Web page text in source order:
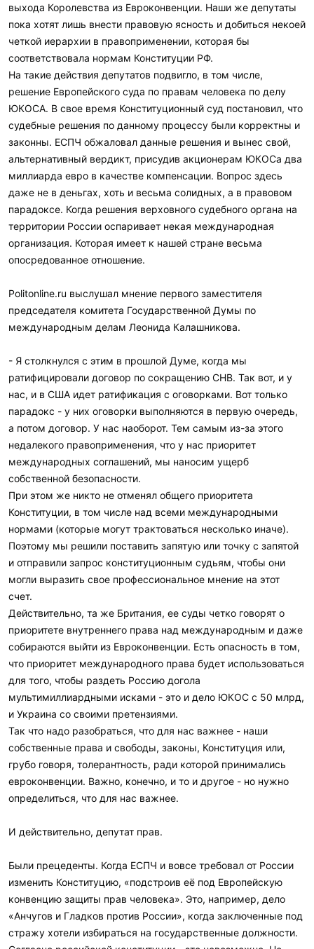
выхода Королевства из Евроконвенции. Наши же депутаты
пока хотят лишь внести правовую ясность и добиться некоей
четкой иерархии в правоприменении, которая бы
соответствовала нормам Конституции РФ.
На такие действия депутатов подвигло, в том числе,
решение Европейского суда по правам человека по делу
ЮКОСА. В свое время Конституционный суд постановил, что
судебные решения по данному процессу были корректны и
законны. ЕСПЧ обжаловал данные решения и вынес свой,
альтернативный вердикт, присудив акционерам ЮКОСа два
миллиарда евро в качестве компенсации. Вопрос здесь
даже не в деньгах, хоть и весьма солидных, а в правовом
парадоксе. Когда решения верховного судебного органа на
территории России оспаривает некая международная
организация. Которая имеет к нашей стране весьма
опосредованное отношение.
Politonline.ru выслушал мнение первого заместителя
председателя комитета Государственной Думы по
международным делам Леонида Калашникова.
- Я столкнулся с этим в прошлой Думе, когда мы
ратифицировали договор по сокращению СНВ. Так вот, и у
нас, и в США идет ратификация с оговорками. Вот только
парадокс - у них оговорки выполняются в первую очередь,
а потом договор. У нас наоборот. Тем самым из-за этого
недалекого правоприменения, что у нас приоритет
международных соглашений, мы наносим ущерб
собственной безопасности.
При этом же никто не отменял общего приоритета
Конституции, в том числе над всеми международными
нормами (которые могут трактоваться несколько иначе).
Поэтому мы решили поставить запятую или точку с запятой
и отправили запрос конституционным судьям, чтобы они
могли выразить свое профессиональное мнение на этот
счет.
Действительно, та же Британия, ее суды четко говорят о
приоритете внутреннего права над международным и даже
собираются выйти из Евроконвенции. Есть опасность в том,
что приоритет международного права будет использоваться
для того, чтобы раздеть Россию догола
мультимиллиардными исками - это и дело ЮКОС с 50 млрд,
и Украина со своими претензиями.
Так что надо разобраться, что для нас важнее - наши
собственные права и свободы, законы, Конституция или,
грубо говоря, толерантность, ради которой принимались
евроконвенции. Важно, конечно, и то и другое - но нужно
определиться, что для нас важнее.
И действительно, депутат прав.
Были прецеденты. Когда ЕСПЧ и вовсе требовал от России
изменить Конституцию, «подстроив её под Европейскую
конвенцию защиты прав человека». Это, например, дело
«Анчугов и Гладков против России», когда заключенные под
стражу хотели избираться на государственные должности.